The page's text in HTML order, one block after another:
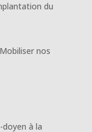
du
nos
à la